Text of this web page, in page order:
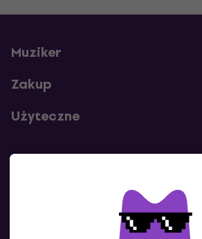
Muziker
Zakup
Użyteczne
Skontaktuj się z nami